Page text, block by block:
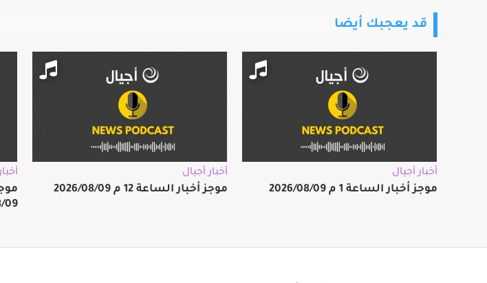
قد يعجبك أيضا
أخبار أجيال
موجز أخبار الساعة 1 م 2026/08/09
أخبار أجيال
موجز أخبار الساعة 12 م 2026/08/09
09